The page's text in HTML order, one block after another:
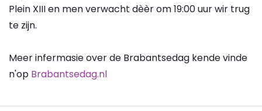
Plein XIII en men verwacht dèèr om 19:00 uur wir trug
te zijn.
Meer infermasie over de Brabantsedag kende vinde
n'op Brabantsedag.nl